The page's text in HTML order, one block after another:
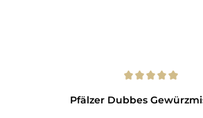
Pfälzer Dubbes